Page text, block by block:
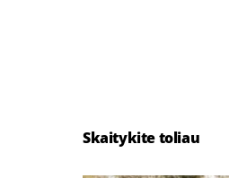
Skaitykite toliau